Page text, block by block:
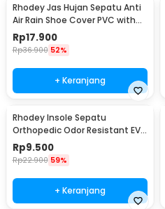
Rhodey Jas Hujan Sepatu Anti
Air Rain Shoe Cover PVC with
Zipper XL - F-300
Rp17.900
Rp36.900 52%
+ Keranjang
Rhodey Insole Sepatu
Orthopedic Odor Resistant EVA
Foam 37 - Y3Y27
Rp9.500
Rp22.900 59%
+ Keranjang